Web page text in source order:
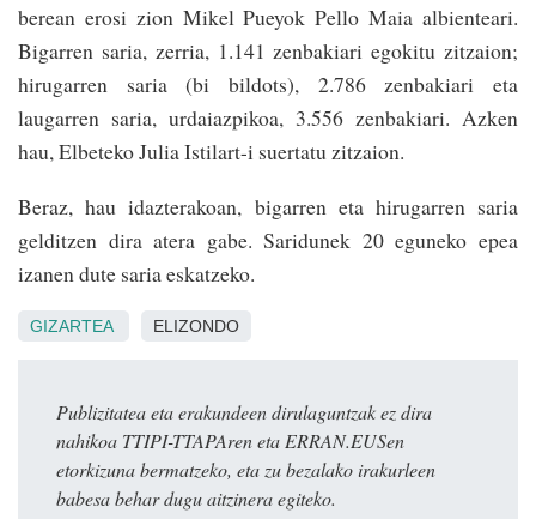
berean erosi zion Mikel Pueyok Pello Maia albienteari.
Bigarren saria, zerria, 1.141 zenbakiari egokitu zitzaion;
hirugarren saria (bi bildots), 2.786 zenbakiari eta
laugarren saria, urdaiazpikoa, 3.556 zenbakiari. Azken
hau, Elbeteko Julia Istilart-i suertatu zitzaion.
Beraz, hau idazterakoan, bigarren eta hirugarren saria
gelditzen dira atera gabe. Saridunek 20 eguneko epea
izanen dute saria eskatzeko.
GIZARTEA ELIZONDO
Publizitatea eta erakundeen dirulaguntzak ez dira
nahikoa TTIPI-TTAPAren eta ERRAN.EUSen
etorkizuna bermatzeko, eta zu bezalako irakurleen
babesa behar dugu aitzinera egiteko.